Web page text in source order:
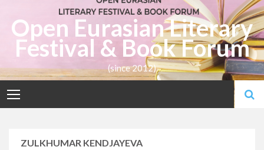
Open Eurasian Literary
Festival & Book Forum
(since 2012)
ZULKHUMAR KENDJAYEVA